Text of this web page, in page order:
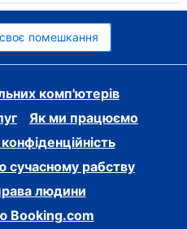
помешкання
комп'ютерів
Як ми працюємо
сучасному рабству
людини
Booking.com